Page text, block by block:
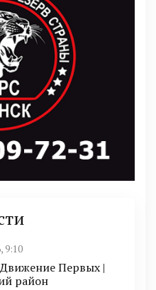
9:10
Первых |
район